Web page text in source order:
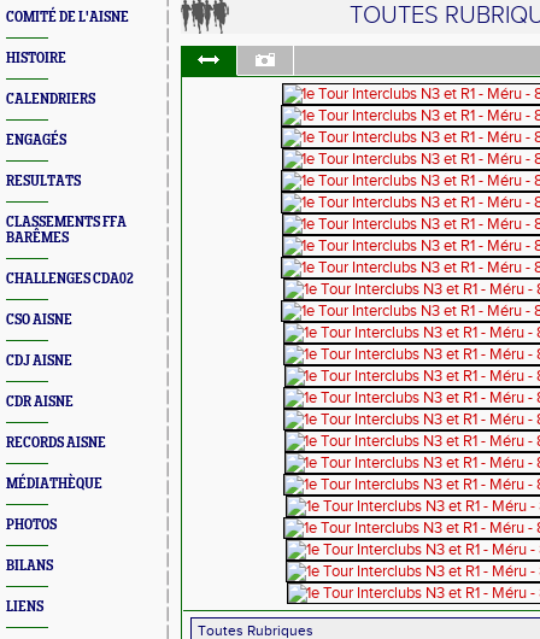
COMITÉ DE L'AISNE
HISTOIRE
CALENDRIERS
ENGAGÉS
RESULTATS
CLASSEMENTS FFA
BARÊMES
CHALLENGES CDA02
CSO AISNE
CDJ AISNE
CDR AISNE
RECORDS AISNE
MÉDIATHÈQUE
PHOTOS
BILANS
LIENS
TOUTES